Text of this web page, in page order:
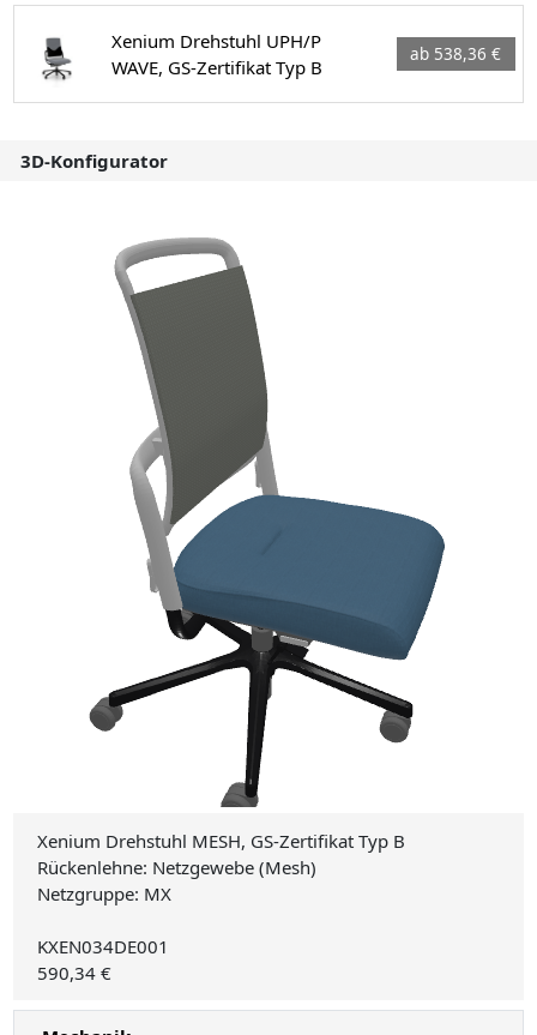
Xenium Drehstuhl UPH/P
WAVE, GS-Zertifikat Typ B
ab 538,36 €
3D-Konfigurator
Xenium Drehstuhl MESH, GS-Zertifikat Typ B
Rückenlehne: Netzgewebe (Mesh)
Netzgruppe: MX
KXEN034DE001
590,34 €